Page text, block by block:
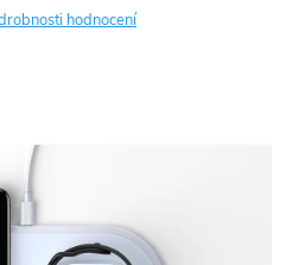
hodnocení